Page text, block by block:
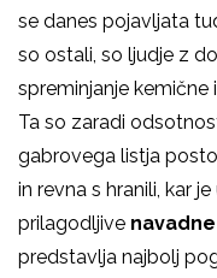
se danes pojavljata
so ostali, so ljudje z
spreminjanje
Ta so zaradi
gabrovega listja
in revna s hranili, kar
prilagodljive
predstavlja najbolj